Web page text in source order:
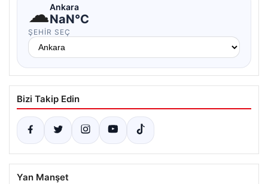
☁Ankara
NaN°C
ŞEHIR SEÇ
Bizi Takip Edin
Yan Manşet